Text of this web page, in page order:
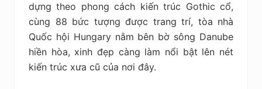
dựng theo phong cách kiến trúc Gothic cổ,
cùng 88 bức tượng được trang trí, tòa nhà
Quốc hội Hungary nằm bên bờ sông Danube
hiền hòa, xinh đẹp càng làm nổi bật lên nét
kiến trúc xưa cũ của nơi đây.